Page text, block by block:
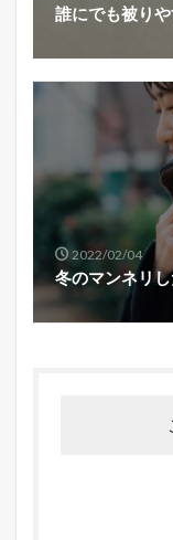
誰にでも被り
2022/02/04
冬のマンネリし